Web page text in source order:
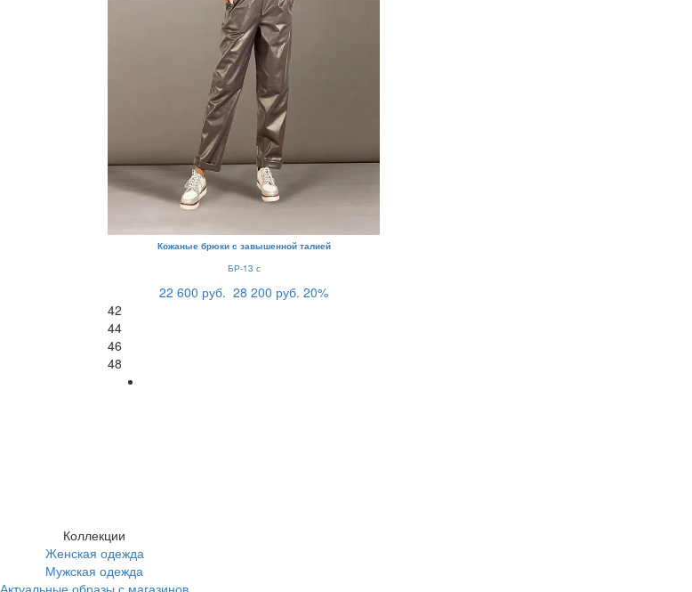
Кожаные брюки с завышенной талией
БР-13 с
22 600 руб. 28 200 руб. 20%
42
44
46
48
Коллекции
Женская одежда
Мужская одежда